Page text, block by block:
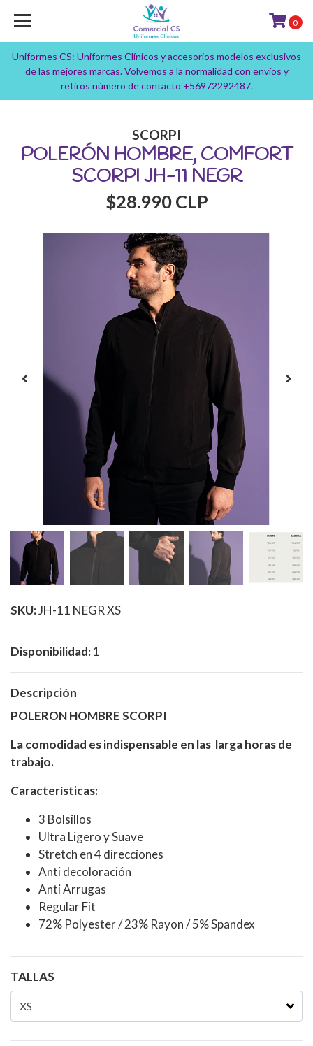
Uniformes CS: Uniformes Clínicos y accesorios modelos exclusivos
de las mejores marcas. Volvemos a la normalidad con envíos y
retiros número de contacto +56972292487.
0
SCORPI
POLERÓN HOMBRE, COMFORT
SCORPI JH-11 NEGR
$28.990 CLP
SKU:JH-11 NEGR XS
Disponibilidad:1
Descripción
POLERON HOMBRE SCORPI
La comodidad es indispensable en las larga horas de
trabajo.
Características:
3 Bolsillos
Ultra Ligero y Suave
Stretch en 4 direcciones
Anti decoloración
Anti Arrugas
Regular Fit
72% Polyester / 23% Rayon / 5% Spandex
TALLAS